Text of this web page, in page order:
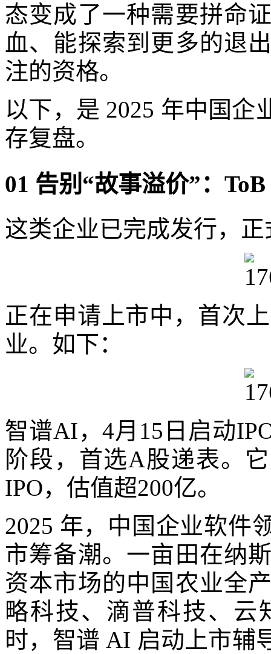
态变成了一种需要拼命
血、能探索到更多的退
注的资格。
以下，是 2025 年中国企
存复盘。
01 告别“故事溢价”：
这类企业已完成发行，
正在申请上市中，首次
业。如下：
智谱AI，4月15日启动
阶段，首选A股递表。
IPO，估值超200亿。
2025 年，中国企业软件
市筹备潮。一亩田在纳
资本市场的中国农业全
略科技、滴普科技、云
时，智谱 AI 启动上市辅